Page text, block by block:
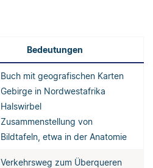
Bedeutungen
Buch mit geografischen Karten
Gebirge in Nordwestafrika
Halswirbel
Zusammenstellung von
Bildtafeln, etwa in der Anatomie
Verkehrsweg zum Überqueren